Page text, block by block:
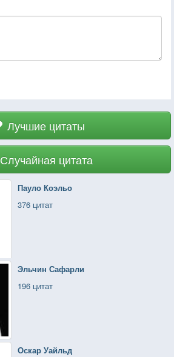
Лучшие цитаты
Случайная цитата
Пауло Коэльо
376 цитат
Эльчин Сафарли
196 цитат
Оскар Уайльд